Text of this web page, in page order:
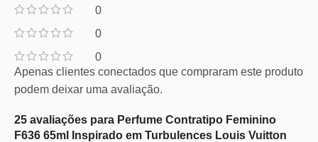
0
0
0
25 avaliações para Perfume Contratipo Feminino
F636 65ml Inspirado em Turbulences Louis Vuitton
Apenas clientes conectados que compraram este produto
podem deixar uma avaliação.